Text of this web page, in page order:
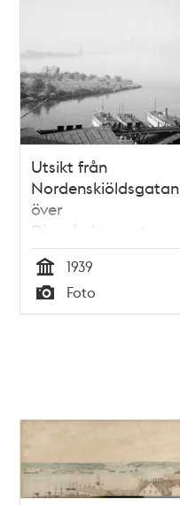
Utsikt från
Nordenskiöldsgatan
över
Djurgårdsvarvet
mot
Beckholmssundet
och Beckholmen
Tid
1939
Typ
Foto